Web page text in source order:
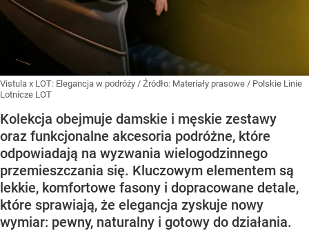
Vistula x LOT: Elegancja w podróży / Źródło: Materiały prasowe / Polskie Linie
Lotnicze LOT
Kolekcja obejmuje damskie i męskie zestawy
oraz funkcjonalne akcesoria podróżne, które
odpowiadają na wyzwania wielogodzinnego
przemieszczania się. Kluczowym elementem są
lekkie, komfortowe fasony i dopracowane detale,
które sprawiają, że elegancja zyskuje nowy
wymiar: pewny, naturalny i gotowy do działania.